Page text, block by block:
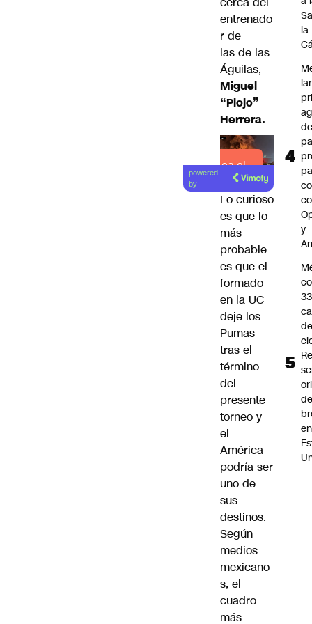
entrenado
r de
las de las
Águilas,
Miguel
“Piojo”
Herrera.
Lea el
artículo
powered
by
Lo curioso
es que lo
más
probable
es que el
formado
en la UC
deje los
Pumas
tras el
término
del
presente
torneo y
el
América
podría ser
uno de
sus
destinos.
Según
medios
mexicano
s, el
cuadro
más
la
y
33
de
en